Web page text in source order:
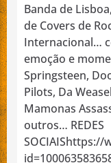
Banda de
de Covers de
Internacional…
emoção e
Springsteen,
Pilots, Da
Mamonas
outros… REDES